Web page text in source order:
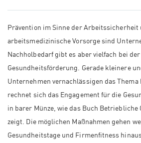
Prävention im Sinne der Arbeitssicherheit
arbeitsmedizinische Vorsorge sind
Nachholbedarf gibt es aber vielfach bei
Gesundheitsförderung. Gerade kleinere
Unternehmen vernachlässigen das Thema
rechnet sich das Engagement für die
in barer Münze, wie das Buch
zeigt. Die möglichen Maßnahmen gehen
Gesundheitstage und Firmenfitness